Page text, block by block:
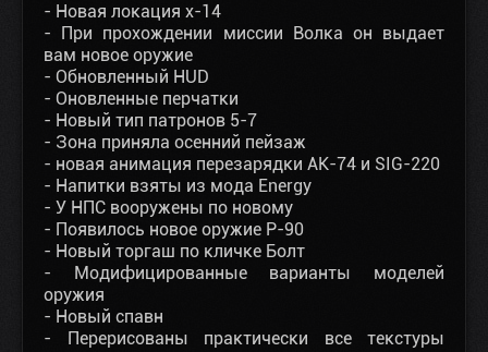
- Новая локация х-14
- При прохождении миссии Волка он выдает
вам новое оружие
- Обновленный HUD
- Оновленные перчатки
- Новый тип патронов 5-7
- Зона приняла осенний пейзаж
- новая анимация перезарядки АК-74 и SIG-220
- Напитки взяты из мода Еnergy
- У НПС вооружены по новому
- Появилось новое оружие Р-90
- Новый торгаш по кличке Болт
- Модифицированные варианты моделей
оружия
- Новый спавн
- Перерисованы практически все текстуры